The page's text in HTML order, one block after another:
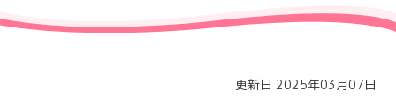
治療する
更新日 2025年03月07日